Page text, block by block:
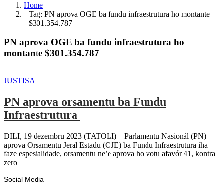
Home
Tag: PN aprova OGE ba fundu infraestrutura ho montante
$301.354.787
PN aprova OGE ba fundu infraestrutura ho
montante $301.354.787
JUSTISA
PN aprova orsamentu ba Fundu
Infraestrutura
DILI, 19 dezembru 2023 (TATOLI) – Parlamentu Nasionál (PN)
aprova Orsamentu Jerál Estadu (OJE) ba Fundu Infraestrutura iha
faze espesialidade, orsamentu ne’e aprova ho votu afavór 41, kontra
zero
Social Media